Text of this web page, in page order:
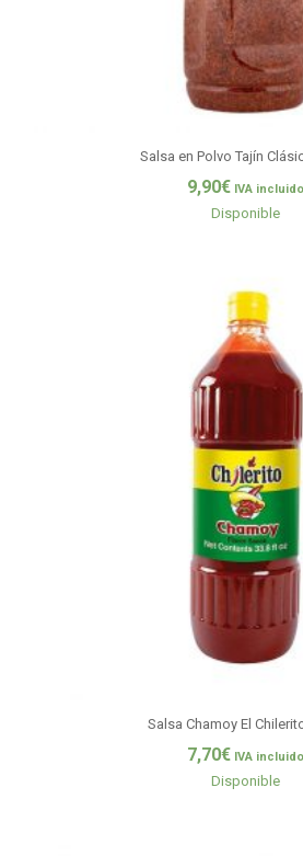
Salsa en Polvo Tajín
9,90€ IVA incluido
Disponible
Salsa Chamoy El
7,70€ IVA incluido
Disponible